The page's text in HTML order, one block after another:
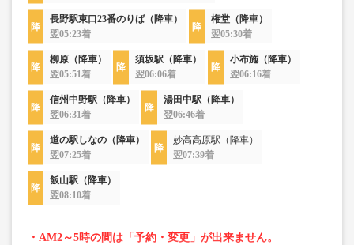
長野駅東口23番のりば（降車）
翌05:23着
権堂（降車）
翌05:30着
柳原（降車）
翌05:51着
須坂駅（降車）
翌06:06着
小布施（降車）
翌06:16着
信州中野駅（降車）
翌06:31着
湯田中駅（降車）
翌06:46着
道の駅しなの（降車）
翌07:25着
妙高高原駅（降車）
翌07:39着
飯山駅（降車）
翌08:10着
・AM2～5時の間は「予約・変更」が出来ません。